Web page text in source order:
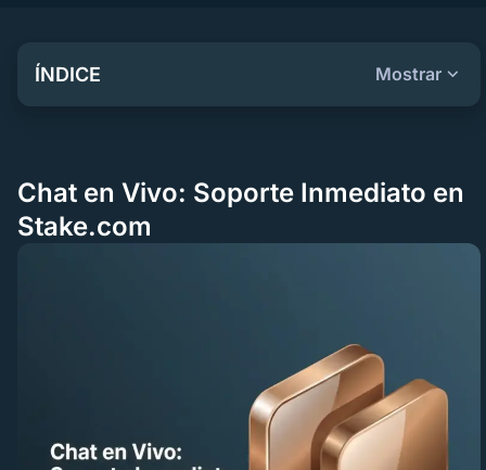
ÍNDICE Mostrar
Chat en Vivo: Soporte Inmediato en
Stake.com